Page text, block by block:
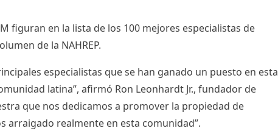
figuran en la lista de los 100 mejores especialistas de
de la NAHREP.
especialistas que se han ganado un puesto en esta
latina”, afirmó Ron Leonhardt Jr., fundador de
que nos dedicamos a promover la propiedad de
arraigado realmente en esta comunidad”.